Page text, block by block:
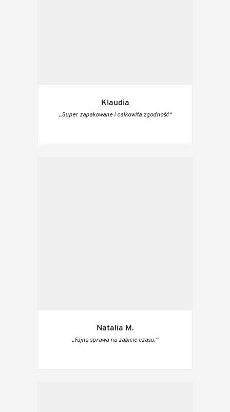
Klaudia
„Super zapakowane i całkowita zgodność“
Natalia M.
„Fajna sprawa na zabicie czasu.“